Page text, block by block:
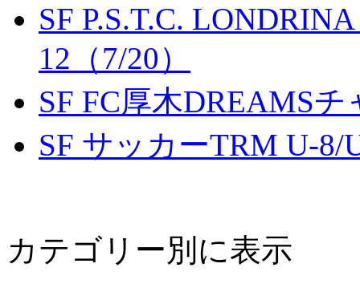
SF P.S.T.C.
12（7/20）
SF FC厚木DREAMS
SF サッカーTRM U-8/
カテゴリー別に表示